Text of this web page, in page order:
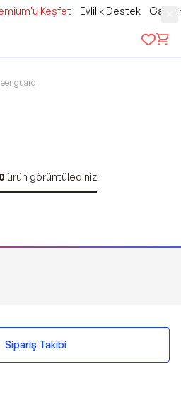
Keşfet Evlilik Destek
0 ürün görüntülediniz
Sipariş Takibi